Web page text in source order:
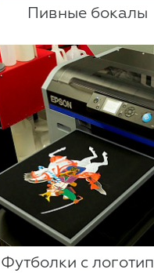
Пивные бокалы
Футболки с